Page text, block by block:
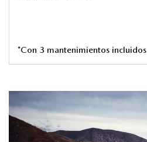
*Con 3 mantenimientos incluidos